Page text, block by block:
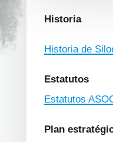
Historia
Historia de
Estatutos
Estatutos
Plan